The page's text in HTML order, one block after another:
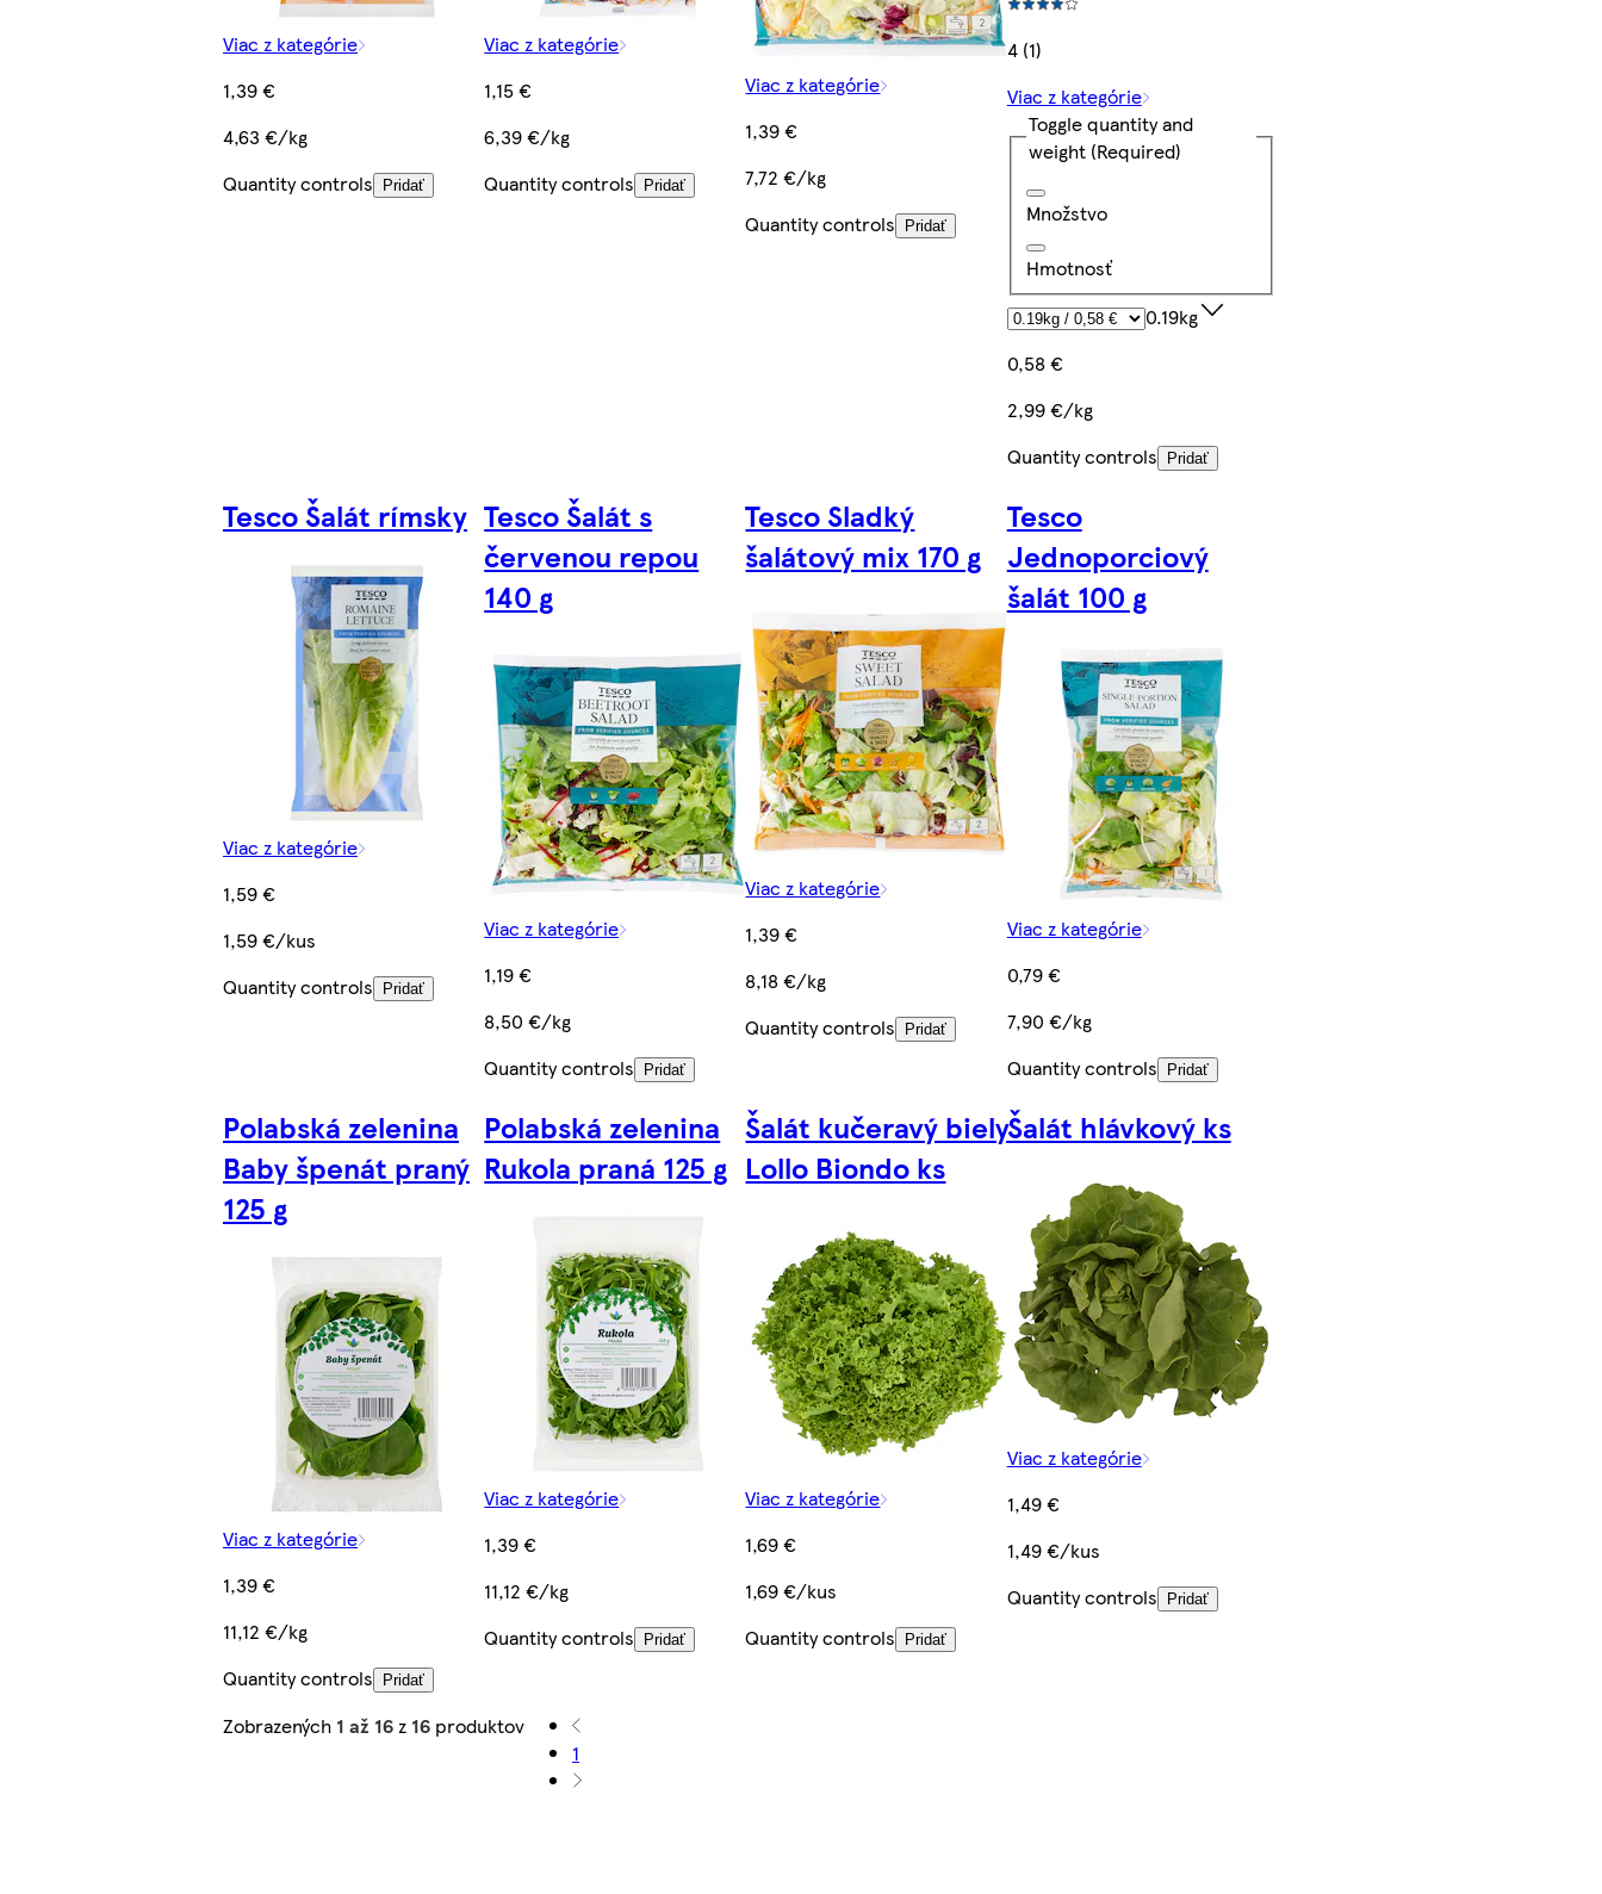
Viac z kategórie
1,39 €
4,63 €/kg
Quantity controls
Pridať
Viac z kategórie
1,15 €
6,39 €/kg
Quantity controls
Pridať
Viac z kategórie
1,39 €
7,72 €/kg
Quantity controls
Pridať
4 (1)
Viac z kategórie
Toggle quantity and
weight(Required)
Množstvo
Hmotnosť
0.19kg
0,58 €
2,99 €/kg
Quantity controls
Pridať
Tesco Šalát rímsky
Viac z kategórie
1,59 €
1,59 €/kus
Quantity controls Pridať
Tesco Šalát s
červenou repou
140 g
Viac z kategórie
1,19 €
8,50 €/kg
Quantity controls Pridať
Tesco Sladký
šalátový mix 170 g
Viac z kategórie
1,39 €
8,18 €/kg
Quantity controls Pridať
Tesco
Jednoporciový
šalát 100 g
Viac z kategórie
0,79 €
7,90 €/kg
Quantity controls
Pridať
Polabská zelenina
Baby špenát praný
125 g
Viac z kategórie
1,39 €
11,12 €/kg
Quantity controls
Pridať
Polabská zelenina
Rukola praná 125 g
Viac z kategórie
1,39 €
11,12 €/kg
Quantity controls
Pridať
Šalát kučeravý biely
Lollo Biondo ks
Viac z kategórie
1,69 €
1,69 €/kus
Quantity controls
Pridať
Šalát hlávkový ks
Viac z kategórie
1,49 €
1,49 €/kus
Quantity controls
Pridať
Zobrazených 1 až 16z 16 produktov
1